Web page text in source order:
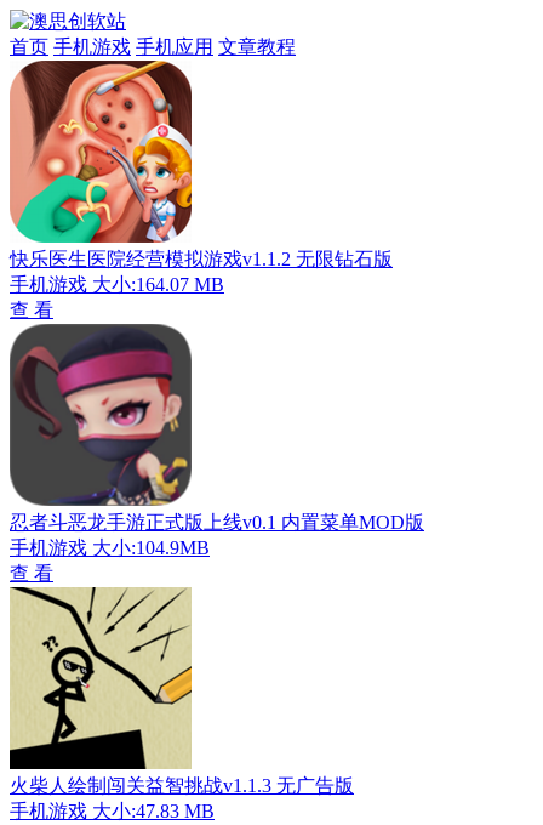
首页 手机游戏 手机应用 文章教程
快乐医生医院经营模拟游戏v1.1.2 无限钻石版
手机游戏 大小:164.07 MB
查 看
忍者斗恶龙手游正式版上线v0.1 内置菜单MOD版
手机游戏 大小:104.9MB
查 看
火柴人绘制闯关益智挑战v1.1.3 无广告版
手机游戏 大小:47.83 MB